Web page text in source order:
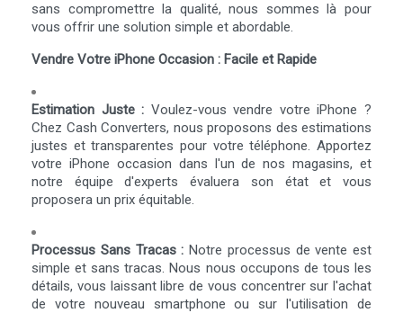
sans compromettre la qualité, nous sommes là pour
vous offrir une solution simple et abordable.
Vendre Votre iPhone Occasion : Facile et Rapide
Estimation Juste : Voulez-vous vendre votre iPhone ?
Chez Cash Converters, nous proposons des estimations
justes et transparentes pour votre téléphone. Apportez
votre iPhone occasion dans l'un de nos magasins, et
notre équipe d'experts évaluera son état et vous
proposera un prix équitable.
Processus Sans Tracas : Notre processus de vente est
simple et sans tracas. Nous nous occupons de tous les
détails, vous laissant libre de vous concentrer sur l'achat
de votre nouveau smartphone ou sur l'utilisation de